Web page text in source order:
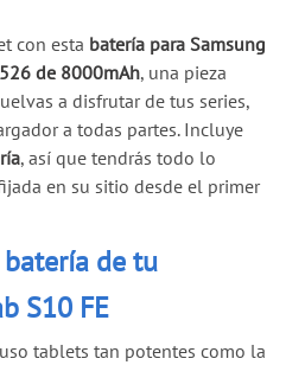
con esta batería para Samsung
de 8000mAh, una pieza
a disfrutar de tus series,
a todas partes. Incluye
, así que tendrás todo lo
en su sitio desde el primer
de tu
S10 FE
tablets tan potentes como la